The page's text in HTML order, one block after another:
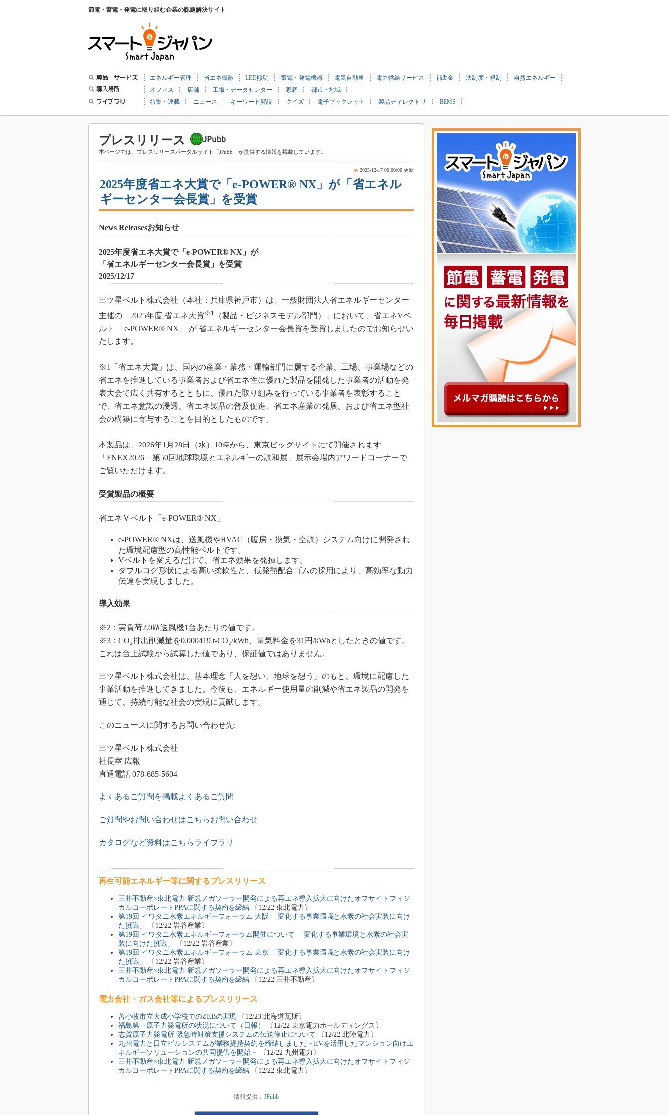
節電・蓄電・発電に取り組む企業の課題解決サイト
エネルギー管理 省エネ機器 LED照明 蓄電・発電機器 電気自動車 電力供給サービス 補助金 法制度・規制
自然エネルギー
オフィス
店舗 工場・データセンター 家庭
都市・地域
特集・連載
ニュース キーワード解説 クイズ 電子ブックレット 製品ディレクトリ BEMS
プレスリリース
本ページでは、プレスリリースポータルサイト「JPubb」が提供する情報を掲載しています。
≫ 2025-12-17 00:00:00 更新
2025年度省エネ大賞で「e-POWER® NX」が「省エネル
ギーセンター会長賞」を受賞
News Releasesお知らせ
2025年度省エネ大賞で「e-POWER® NX」が
「省エネルギーセンター会長賞」を受賞
2025/12/17
三ツ星ベルト株式会社（本社：兵庫県神戸市）は、一般財団法人省エネルギーセンター
主催の「2025年度 省エネ大賞 ※1
（製品・ビジネスモデル部門）」において、省エネVベ
ルト 「e-POWER® NX」 が 省エネルギーセンター会長賞を受賞しましたのでお知らせい
たします。
※1「省エネ大賞」は、国内の産業・業務・運輸部門に属する企業、工場、事業場などの
省エネを推進している事業者および省エネ性に優れた製品を開発した事業者の活動を発
表大会で広く共有するとともに、優れた取り組みを行っている事業者を表彰すること
で、省エネ意識の浸透、省エネ製品の普及促進、省エネ産業の発展、および省エネ型社
会の構築に寄与することを目的としたものです。
本製品は、2026年1月28日（水）10時から、東京ビッグサイトにて開催されます
「ENEX2026－第50回地球環境とエネルギーの調和展」展示会場内アワードコーナーで
ご覧いただけます。
受賞製品の概要
省エネＶベルト「e-POWER® NX」
e-POWER® NXは、送風機やHVAC（暖房・換気・空調）システム向けに開発され
た環境配慮型の高性能ベルトです。
Vベルトを変えるだけで、省エネ効果を発揮します。
ダブルコグ形状による高い柔軟性と、低発熱配合ゴムの採用により、高効率な動力
伝達を実現しました。
導入効果
※2：実負荷2.0㎾送風機1台あたりの値です。
※3：CO₂排出削減量を0.000419 t-CO₂/kWh、電気料金を31円/kWhとしたときの値です。
これは台上試験から試算した値であり、保証値ではありません。
三ツ星ベルト株式会社は、基本理念「人を想い、地球を想う」のもと、環境に配慮した
事業活動を推進してきました。今後も、エネルギー使用量の削減や省エネ製品の開発を
通じて、持続可能な社会の実現に貢献します。
このニュースに関するお問い合わせ先:
三ツ星ベルト株式会社
社長室 広報
直通電話 078-685-5604
よくあるご質問を掲載よくあるご質問
ご質問やお問い合わせはこちらお問い合わせ
カタログなど資料はこちらライブラリ
再生可能エネルギー等に関するプレスリリース
三井不動産×東北電力 新規メガソーラー開発による再エネ導入拡大に向けたオフサイトフィジ
カルコーポレートPPAに関する契約を締結 〔12/22 東北電力〕
第19回 イワタニ水素エネルギーフォーラム 大阪 「変化する事業環境と水素の社会実装に向け
た挑戦」
〔12/22 岩谷産業〕
第19回 イワタニ水素エネルギーフォーラム開催について 「変化する事業環境と水素の社会実
装に向けた挑戦」
〔12/22 岩谷産業〕
第19回 イワタニ水素エネルギーフォーラム 東京 「変化する事業環境と水素の社会実装に向け
た挑戦」
〔12/22 岩谷産業〕
三井不動産×東北電力 新規メガソーラー開発による再エネ導入拡大に向けたオフサイトフィジ
カルコーポレートPPAに関する契約を締結 〔12/22 三井不動産〕
電力会社・ガス会社等によるプレスリリース
苫小牧市立大成小学校でのZEBの実現 〔12/23 北海道瓦斯〕
福島第一原子力発電所の状況について（日報）
〔12/22 東京電力ホールディングス〕
志賀原子力発電所 緊急時対策支援システムの伝送停止について 〔12/22 北陸電力〕
九州電力と日立ビルシステムが業務提携契約を締結しました－EVを活用したマンション向けエ
ネルギーソリューションの共同提供を開始－
〔12/22 九州電力〕
三井不動産×東北電力 新規メガソーラー開発による再エネ導入拡大に向けたオフサイトフィジ
カルコーポレートPPAに関する契約を締結 〔12/22 東北電力〕
情報提供： JPubb